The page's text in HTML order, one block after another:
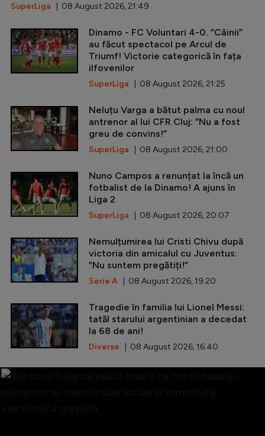
SuperLiga | 08 August 2026, 21:49
Dinamo - FC Voluntari 4-0. ”Câinii”
au făcut spectacol pe Arcul de
Triumf! Victorie categorică în fața
ilfovenilor
SuperLiga | 08 August 2026, 21:25
Neluțu Varga a bătut palma cu noul
antrenor al lui CFR Cluj: ”Nu a fost
greu de convins!”
SuperLiga | 08 August 2026, 21:00
Nuno Campos a renunțat la încă un
fotbalist de la Dinamo! A ajuns în
Liga 2
SuperLiga | 08 August 2026, 20:07
Nemulțumirea lui Cristi Chivu după
victoria din amicalul cu Juventus:
”Nu suntem pregătiți!”
Serie A | 08 August 2026, 19:20
Tragedie în familia lui Lionel Messi:
tatăl starului argentinian a decedat
la 68 de ani!
Diverse | 08 August 2026, 16:40